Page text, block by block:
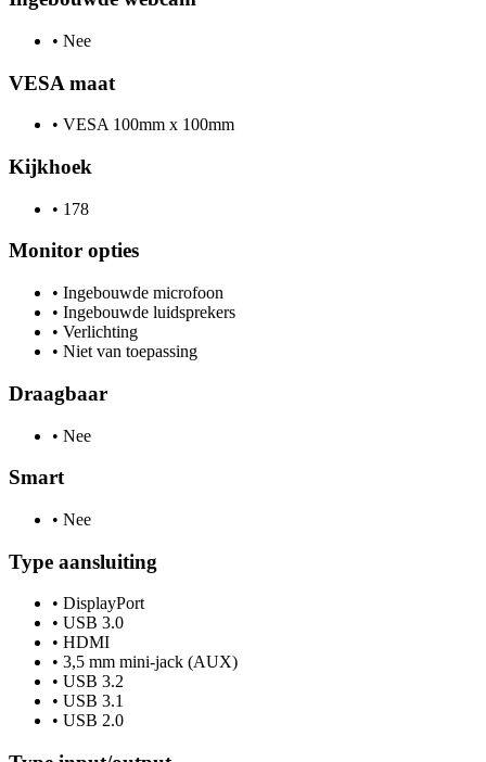
• Nee
VESA maat
• VESA 100mm x 100mm
Kijkhoek
• 178
Monitor opties
• Ingebouwde microfoon
• Ingebouwde luidsprekers
• Verlichting
• Niet van toepassing
Draagbaar
• Nee
Smart
• Nee
Type aansluiting
• DisplayPort
• USB 3.0
• HDMI
• 3,5 mm mini-jack (AUX)
• USB 3.2
• USB 3.1
• USB 2.0